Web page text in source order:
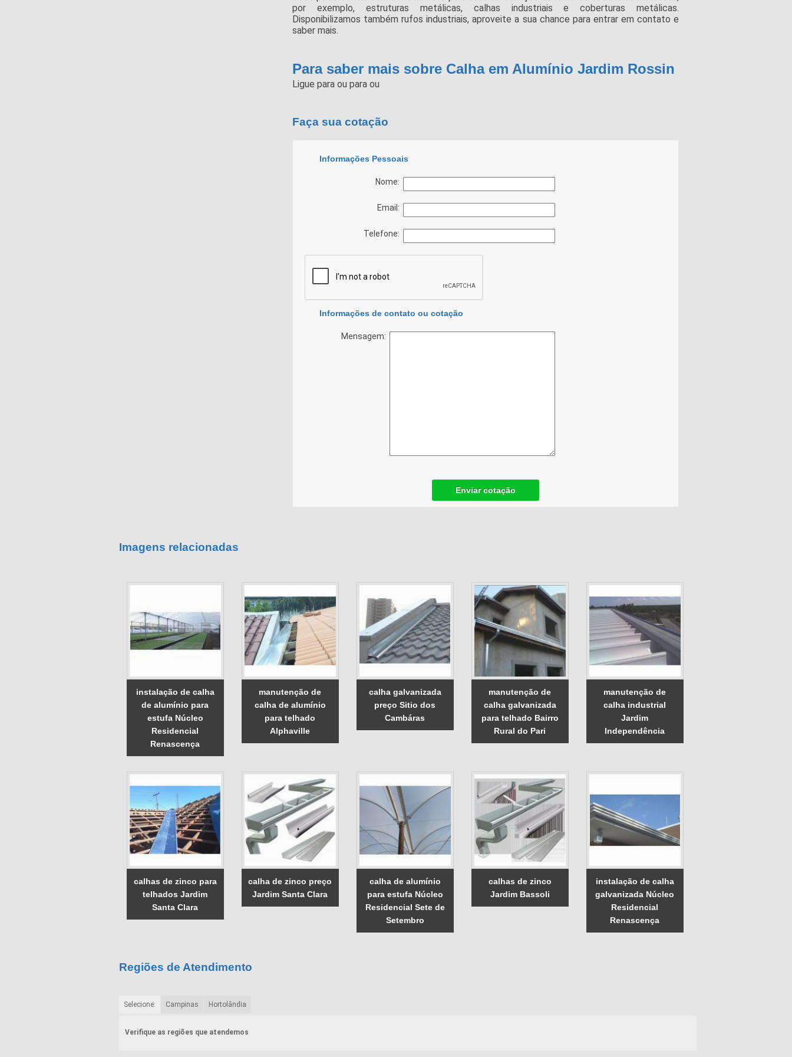
por exemplo, estruturas metálicas, calhas industriais e coberturas metálicas.
Disponibilizamos também rufos industriais, aproveite a sua chance para entrar em contato e
saber mais.
Para saber mais sobre Calha em Alumínio Jardim Rossin
Ligue para ou para ou
Faça sua cotação
Informações Pessoais
Nome:
Email:
Telefone:
Informações de contato ou cotação
Mensagem:
Enviar cotação
Imagens relacionadas
instalação de calha
de alumínio para
estufa Núcleo
Residencial
Renascença
manutenção de
calha de alumínio
para telhado
Alphaville
calha galvanizada
preço Sitio dos
Cambáras
manutenção de
calha galvanizada
para telhado Bairro
Rural do Pari
manutenção de
calha industrial
Jardim
Independência
calhas de zinco para
telhados Jardim
Santa Clara
calha de zinco preço
Jardim Santa Clara
calha de alumínio
para estufa Núcleo
Residencial Sete de
Setembro
calhas de zinco
Jardim Bassoli
instalação de calha
galvanizada Núcleo
Residencial
Renascença
Regiões de Atendimento
Selecione: Campinas Hortolândia
Verifique as regiões que atendemos